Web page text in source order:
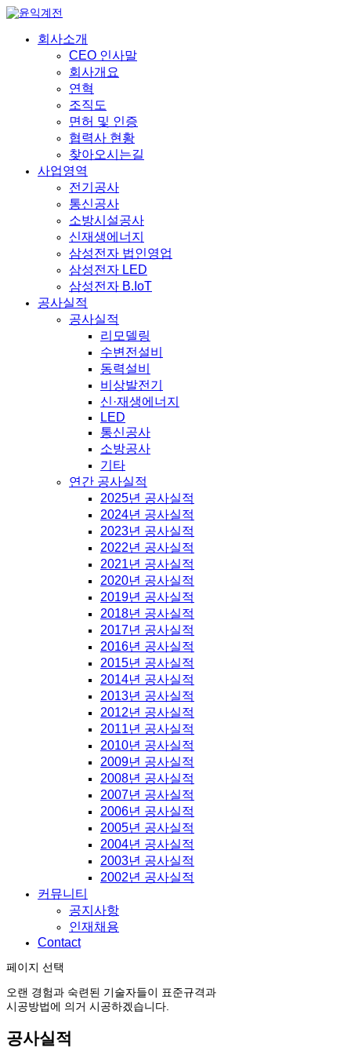
회사소개
CEO 인사말
회사개요
연혁
조직도
면허 및 인증
협력사 현황
찾아오시는길
사업영역
전기공사
통신공사
소방시설공사
신재생에너지
삼성전자 법인영업
삼성전자 LED
삼성전자 B.IoT
공사실적
공사실적
리모델링
수변전설비
동력설비
비상발전기
신·재생에너지
LED
통신공사
소방공사
기타
연간 공사실적
2025년 공사실적
2024년 공사실적
2023년 공사실적
2022년 공사실적
2021년 공사실적
2020년 공사실적
2019년 공사실적
2018년 공사실적
2017년 공사실적
2016년 공사실적
2015년 공사실적
2014년 공사실적
2013년 공사실적
2012년 공사실적
2011년 공사실적
2010년 공사실적
2009년 공사실적
2008년 공사실적
2007년 공사실적
2006년 공사실적
2005년 공사실적
2004년 공사실적
2003년 공사실적
2002년 공사실적
커뮤니티
공지사항
인재채용
Contact
페이지 선택
오랜 경험과 숙련된 기술자들이 표준규격과
시공방법에 의거 시공하겠습니다.
공사실적